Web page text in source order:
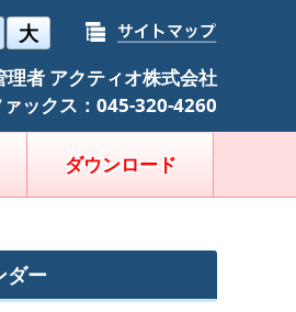
大
者 アクティオ株式会社
ックス：045-320-4260
ダウンロード
ダー